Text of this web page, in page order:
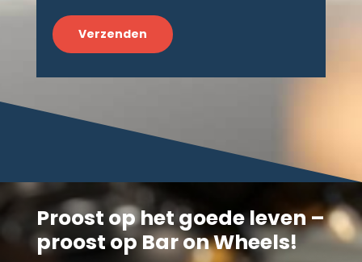
Proost op het goede leven –
proost op Bar on Wheels!